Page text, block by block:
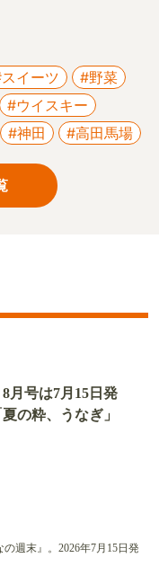
イーツ
#野菜
#ウイスキー
#神田 #高田馬場
8月号は7月15日発
の粋、うなぎ」
週末』。2026年7月15日発